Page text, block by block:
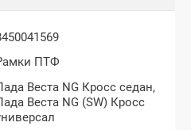
ПТФ
Веста NG Кросс седан,
Веста NG (SW) Кросс